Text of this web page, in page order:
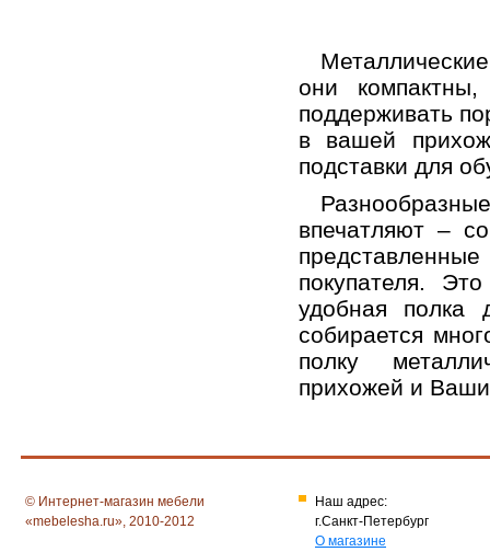
они
поддерживать
в вашей
подставки для
впечатляют –
покупателя.
удобная
собирается
полку
прихожей и
© Интернет-магазин мебели
«mebelesha.ru», 2010-2012
Наш адрес:
г.Санкт-Петербург
О магазине